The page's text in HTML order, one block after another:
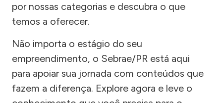
por nossas categorias e descubra o que
temos a oferecer.
Não importa o estágio do seu
empreendimento, o Sebrae/PR está aqui
para apoiar sua jornada com conteúdos que
fazem a diferença. Explore agora e leve o